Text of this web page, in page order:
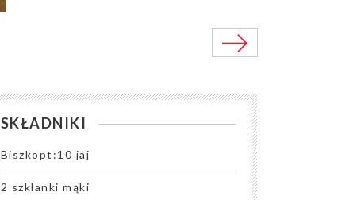
SKŁADNIKI
Biszkopt:10 jaj
2 szklanki mąki